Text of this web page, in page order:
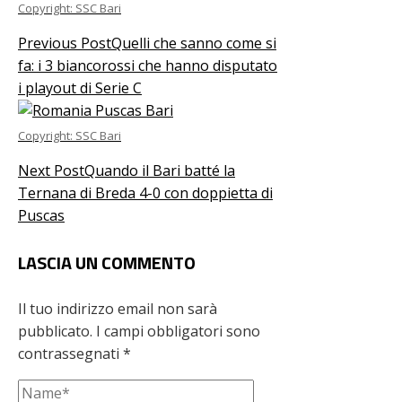
Copyright: SSC Bari
Previous PostQuelli che sanno come si
fa: i 3 biancorossi che hanno disputato
i playout di Serie C
Copyright: SSC Bari
Next PostQuando il Bari batté la
Ternana di Breda 4-0 con doppietta di
Puscas
LASCIA UN COMMENTO
Il tuo indirizzo email non sarà
pubblicato. I campi obbligatori sono
contrassegnati *